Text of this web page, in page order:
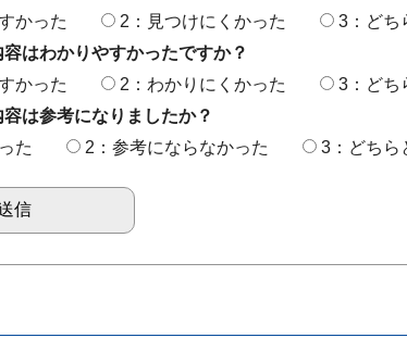
かった
2：見つけにくかった
3：どち
はわかりやすかったですか？
かった
2：わかりにくかった
3：どち
は参考になりましたか？
た
2：参考にならなかった 3：どちら